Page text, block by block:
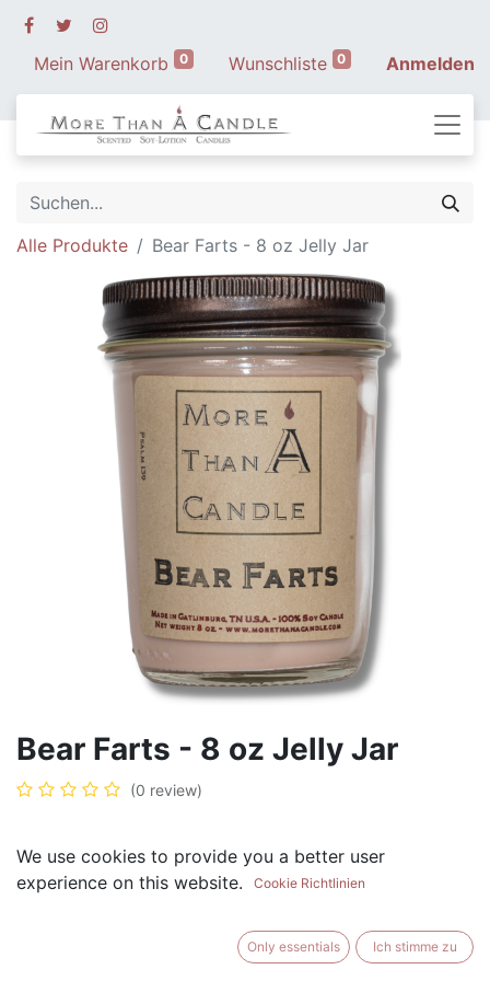
Mein Warenkorb 0 Wunschliste 0 Anmelden
Alle Produkte Bear Farts - 8 oz Jelly Jar
Bear Farts - 8 oz Jelly Jar
(0 review)
$8.99
We use cookies to provide you a better user
experience on this website.
Cookie Richtlinien
Only essentials Ich stimme zu